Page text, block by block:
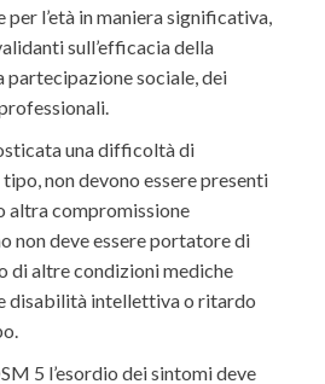
l’età in maniera significativa,
sull’efficacia della
partecipazione sociale, dei
una difficoltà di
non devono essere presenti
altra compromissione
non deve essere portatore di
di altre condizioni mediche
disabilità intellettiva o ritardo
5 l’esordio dei sintomi deve